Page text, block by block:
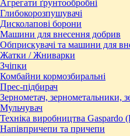
Агрегати ґрунтообробні
Глибокорозпушувачі
Дисколапові борони
Машини для внесення добрив
Обприскувачі та машини для
Жатки / Жниварки
Зчіпки
Комбайни кормозбиральні
Прес-підбирач
Зернометач, зернометальники,
Мульчувач
Техніка виробництва Gaspardo
Напівпричепи та причепи